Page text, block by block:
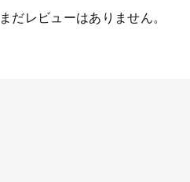
まだレビューはありません。